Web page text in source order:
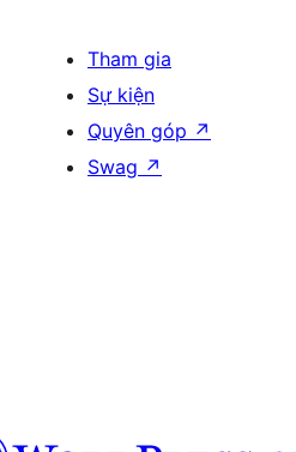
Tham gia
Sự kiện
Quyên góp ↗
Swag ↗